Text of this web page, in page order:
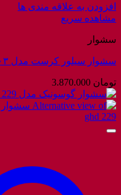
افزودن به علاقه مندی ها
مشاهده سریع
سشوار
سشوار سیلور کرست مدل ۸۰۳ / SILVER CREST AD-۸۰۳
تومان